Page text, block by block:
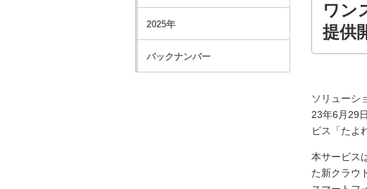
ワン
提供
ソリューシ
23年6月29
ビス「たよ
本サービス
た新クラウ
2025年
バックナンバー